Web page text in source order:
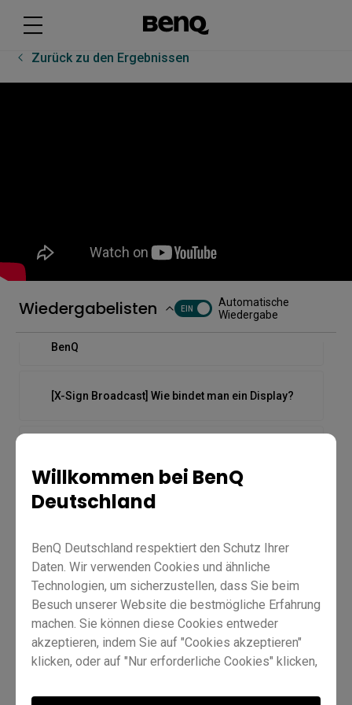
Willkommen bei BenQ
Deutschland
BenQ Deutschland respektiert den Schutz Ihrer
Daten. Wir verwenden Cookies und ähnliche
Technologien, um sicherzustellen, dass Sie beim
Besuch unserer Website die bestmögliche Erfahrung
machen. Sie können diese Cookies entweder
akzeptieren, indem Sie auf "Cookies akzeptieren"
klicken, oder auf "Nur erforderliche Cookies" klicken,
abzulehnen. Sie können Ihre Cookie-Einstellungen
Zurück zu den Ergebnissen
Wiedergabelisten EIN
Automatische
Wiedergabe
Wie Sie den InstaShare Button am RP04 nutzen |
Wie Sie Templates und Hintergründe verwenden |
BenQ
[X-Sign Broadcast] Wie bindet man ein Display?
[X-Sign Broadcast] Wie man Sofortnachrichten
pusht
[X-Sign Broadcast] Wie man Tags verwaltet
[X-Sign Broadcast] Wie verwaltet man Benutzer?
[X-Sign Broadcast] Wie